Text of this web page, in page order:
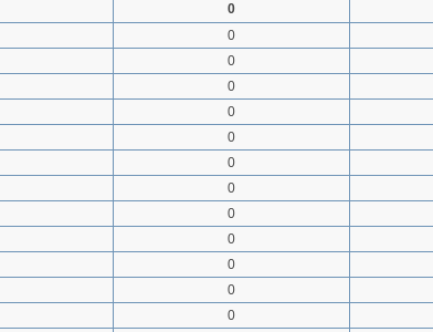
0
0
0
0
0
0
0
0
0
0
0
0
0